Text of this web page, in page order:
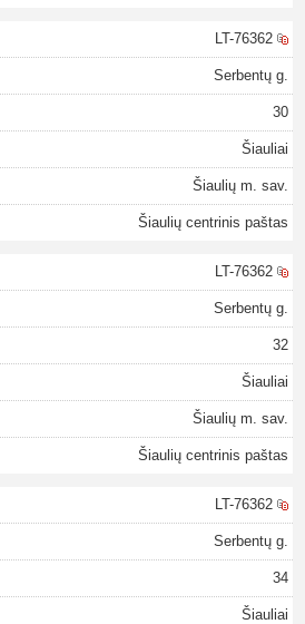
LT-76362
Serbentų g.
30
Šiauliai
Šiaulių m. sav.
Šiaulių centrinis paštas
LT-76362
Serbentų g.
32
Šiauliai
Šiaulių m. sav.
Šiaulių centrinis paštas
LT-76362
Serbentų g.
34
Šiauliai